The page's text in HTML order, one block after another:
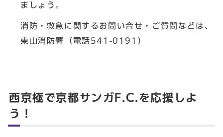
ましょう。
消防・救急に関するお問い合せ・ご質問などは、
東山消防署（電話541-0191）
西京極で京都サンガF.C.を応援しよ
う！